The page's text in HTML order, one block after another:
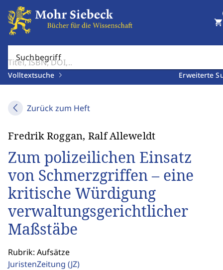
Suchbegriff
Volltextsuche Erweiterte
shopping_cart
Zurück zum Heft
Fredrik Roggan, Ralf Alleweldt
Zum polizeilichen Einsatz
von Schmerzgriffen – eine
kritische Würdigung
verwaltungsgerichtlicher
Maßstäbe
Rubrik: Aufsätze
JuristenZeitung (JZ)